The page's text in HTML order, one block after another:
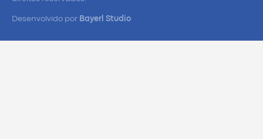
Desenvolvido por Bayerl Studio